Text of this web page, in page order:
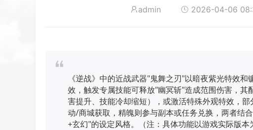
admin 2026-04-06
《逆战》中的近战武器"鬼舞之刃"以暗夜紫光特效
效，触发专属技能可释放"幽冥斩"造成范围伤害，
害提升、技能冷却缩短），或激活特殊外观特效，
动/商城获取，精魄则参与副本或任务兑换，两者结
+玄幻"的设定风格。（注：具体功能以游戏实际版本